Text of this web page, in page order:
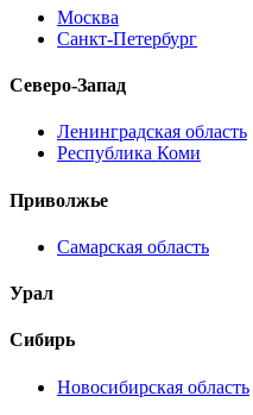
Москва
Санкт-Петербург
Северо-Запад
Ленинградская область
Республика Коми
Приволжье
Самарская область
Урал
Сибирь
Новосибирская область